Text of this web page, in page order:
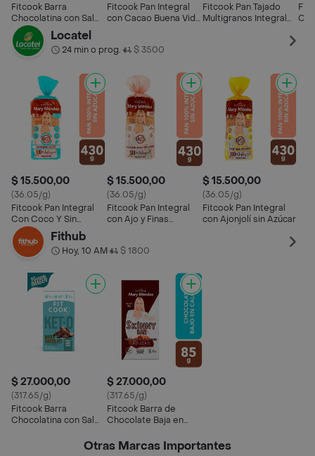
Fitcook Barra
Chocolatina con Sal
Marina
Fitcook Pan Integral
con Cacao Buena Vida
Fitcook Pan Tajado
Multigranos Integral
Locatel
24 min o prog.• $ 3500
$ 15.500,00
(36.05/g)
Fitcook Pan Integral
Con Coco Y Sin
Lácteos
$ 15.500,00
(36.05/g)
Fitcook Pan Integral
con Ajo y Finas
$ 15.500,00
(36.05/g)
Fitcook Pan Integral
con Ajonjolí sin Azúcar
Fithub
Hoy, 10 AM• $ 1800
$ 27.000,00
(317.65/g)
Fitcook Barra
Chocolatina con Sal
$ 27.000,00
(317.65/g)
Fitcook Barra de
Chocolate Baja en
Otras Marcas Importantes